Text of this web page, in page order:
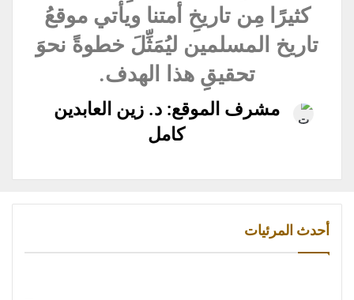
كثيرًا مِن تاريخِ أمتنا ويأتي موقعُ
تاريخ المسلمين ليُمَثِّلَ خطوةً نحوَ
تحقيقِِ هذا الهدف.
مشرف الموقع: د. زين العابدين
كامل
أحدث المرئيات